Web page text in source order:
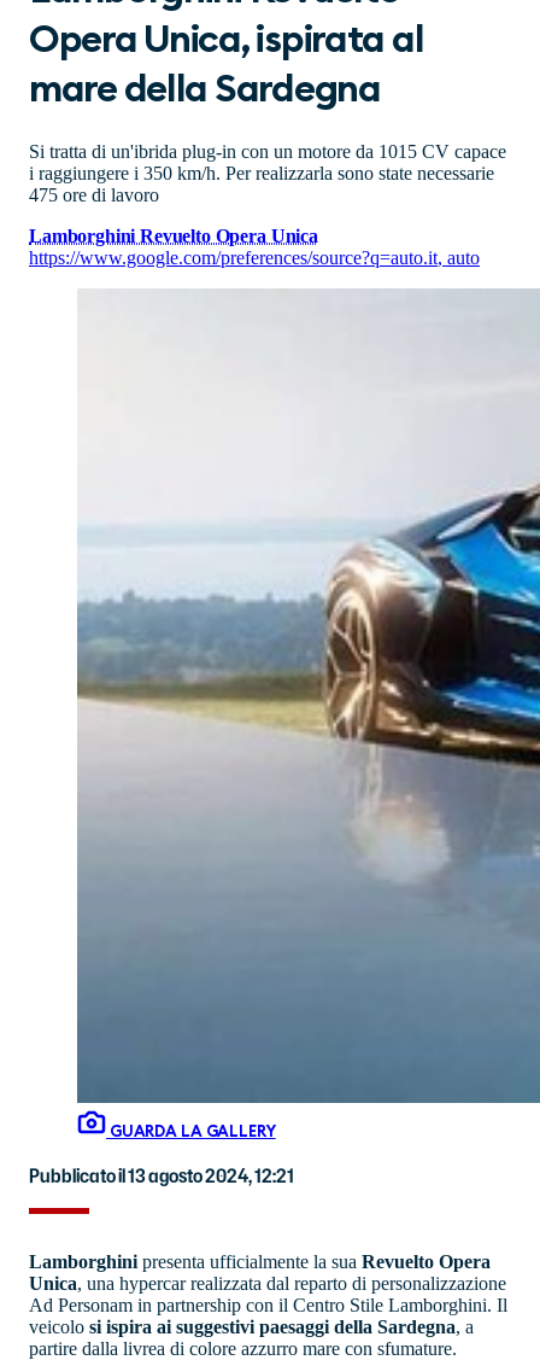
Opera Unica, ispirata al
mare della Sardegna
Si tratta di un'ibrida plug-in con un motore da 1015 CV capace
i raggiungere i 350 km/h. Per realizzarla sono state necessarie
475 ore di lavoro
Lamborghini Revuelto Opera Unica
https://www.google.com/preferences/source?q=auto.it, auto
GUARDA LA GALLERY
Pubblicato il 13 agosto 2024, 12:21
Lamborghini presenta ufficialmente la sua Revuelto Opera
Unica, una hypercar realizzata dal reparto di personalizzazione
Ad Personam in partnership con il Centro Stile Lamborghini. Il
veicolo si ispira ai suggestivi paesaggi della Sardegna, a
partire dalla livrea di colore azzurro mare con sfumature.